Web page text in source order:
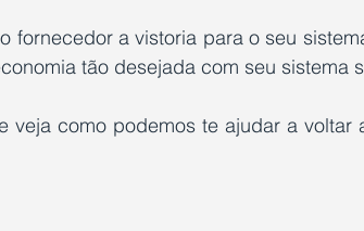
fornecedor a vistoria para o seu
tão desejada com seu sistema
veja como podemos te ajudar a voltar